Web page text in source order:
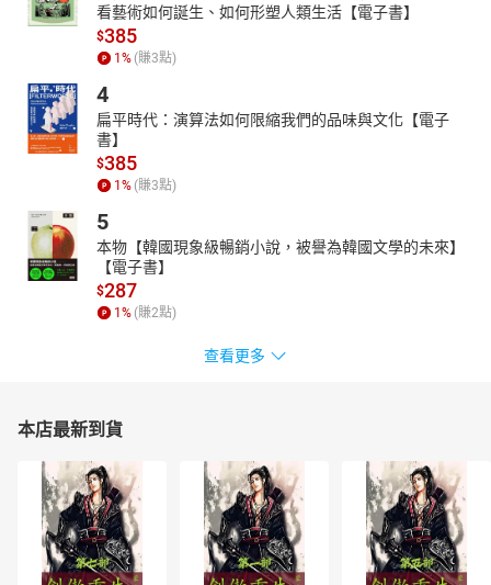
看藝術如何誕生、如何形塑人類生活【電子書】
$385
1 % (賺3點)
4
扁平時代：演算法如何限縮我們的品味與文化【電子
書】
$385
1 % (賺3點)
5
本物【韓國現象級暢銷小說，被譽為韓國文學的未來】
【電子書】
$287
1 % (賺2點)
查看更多
本店最新到貨